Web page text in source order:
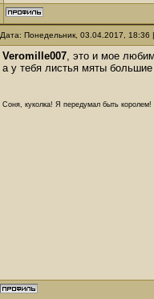
Дата: Понедельник, 03.04.2017,
Veromille007, это и мое
а у тебя листья мяты
Соня, куколка! Я передумал быть